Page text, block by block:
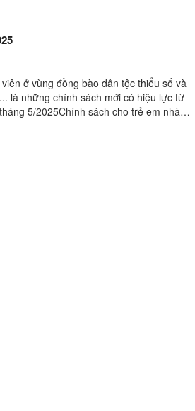
ở vùng đồng bào dân tộc thiểu số và
là những chính sách mới có hiệu lực từ
5/2025Chính sách cho trẻ em nhà